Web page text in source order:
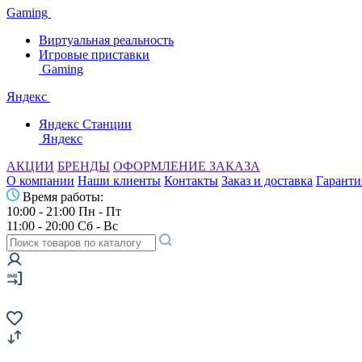
Gaming
Виртуальная реальность
Игровые приставки
Gaming
Яндекс
Яндекс Станции
Яндекс
АКЦИИ БРЕНДЫ ОФОРМЛЕНИЕ ЗАКАЗА
О компании Наши клиенты Контакты Заказ и доставка
Время работы:
10:00 - 21:00 Пн - Пт
11:00 - 20:00 Сб - Вс